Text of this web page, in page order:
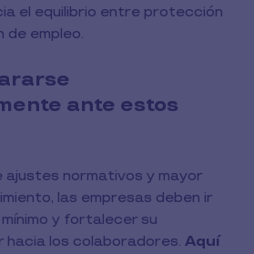
el equilibrio entre protección
de empleo.
ante estos
ajustes normativos y mayor
las empresas deben ir
y fortalecer su
hacia los colaboradores. Aquí